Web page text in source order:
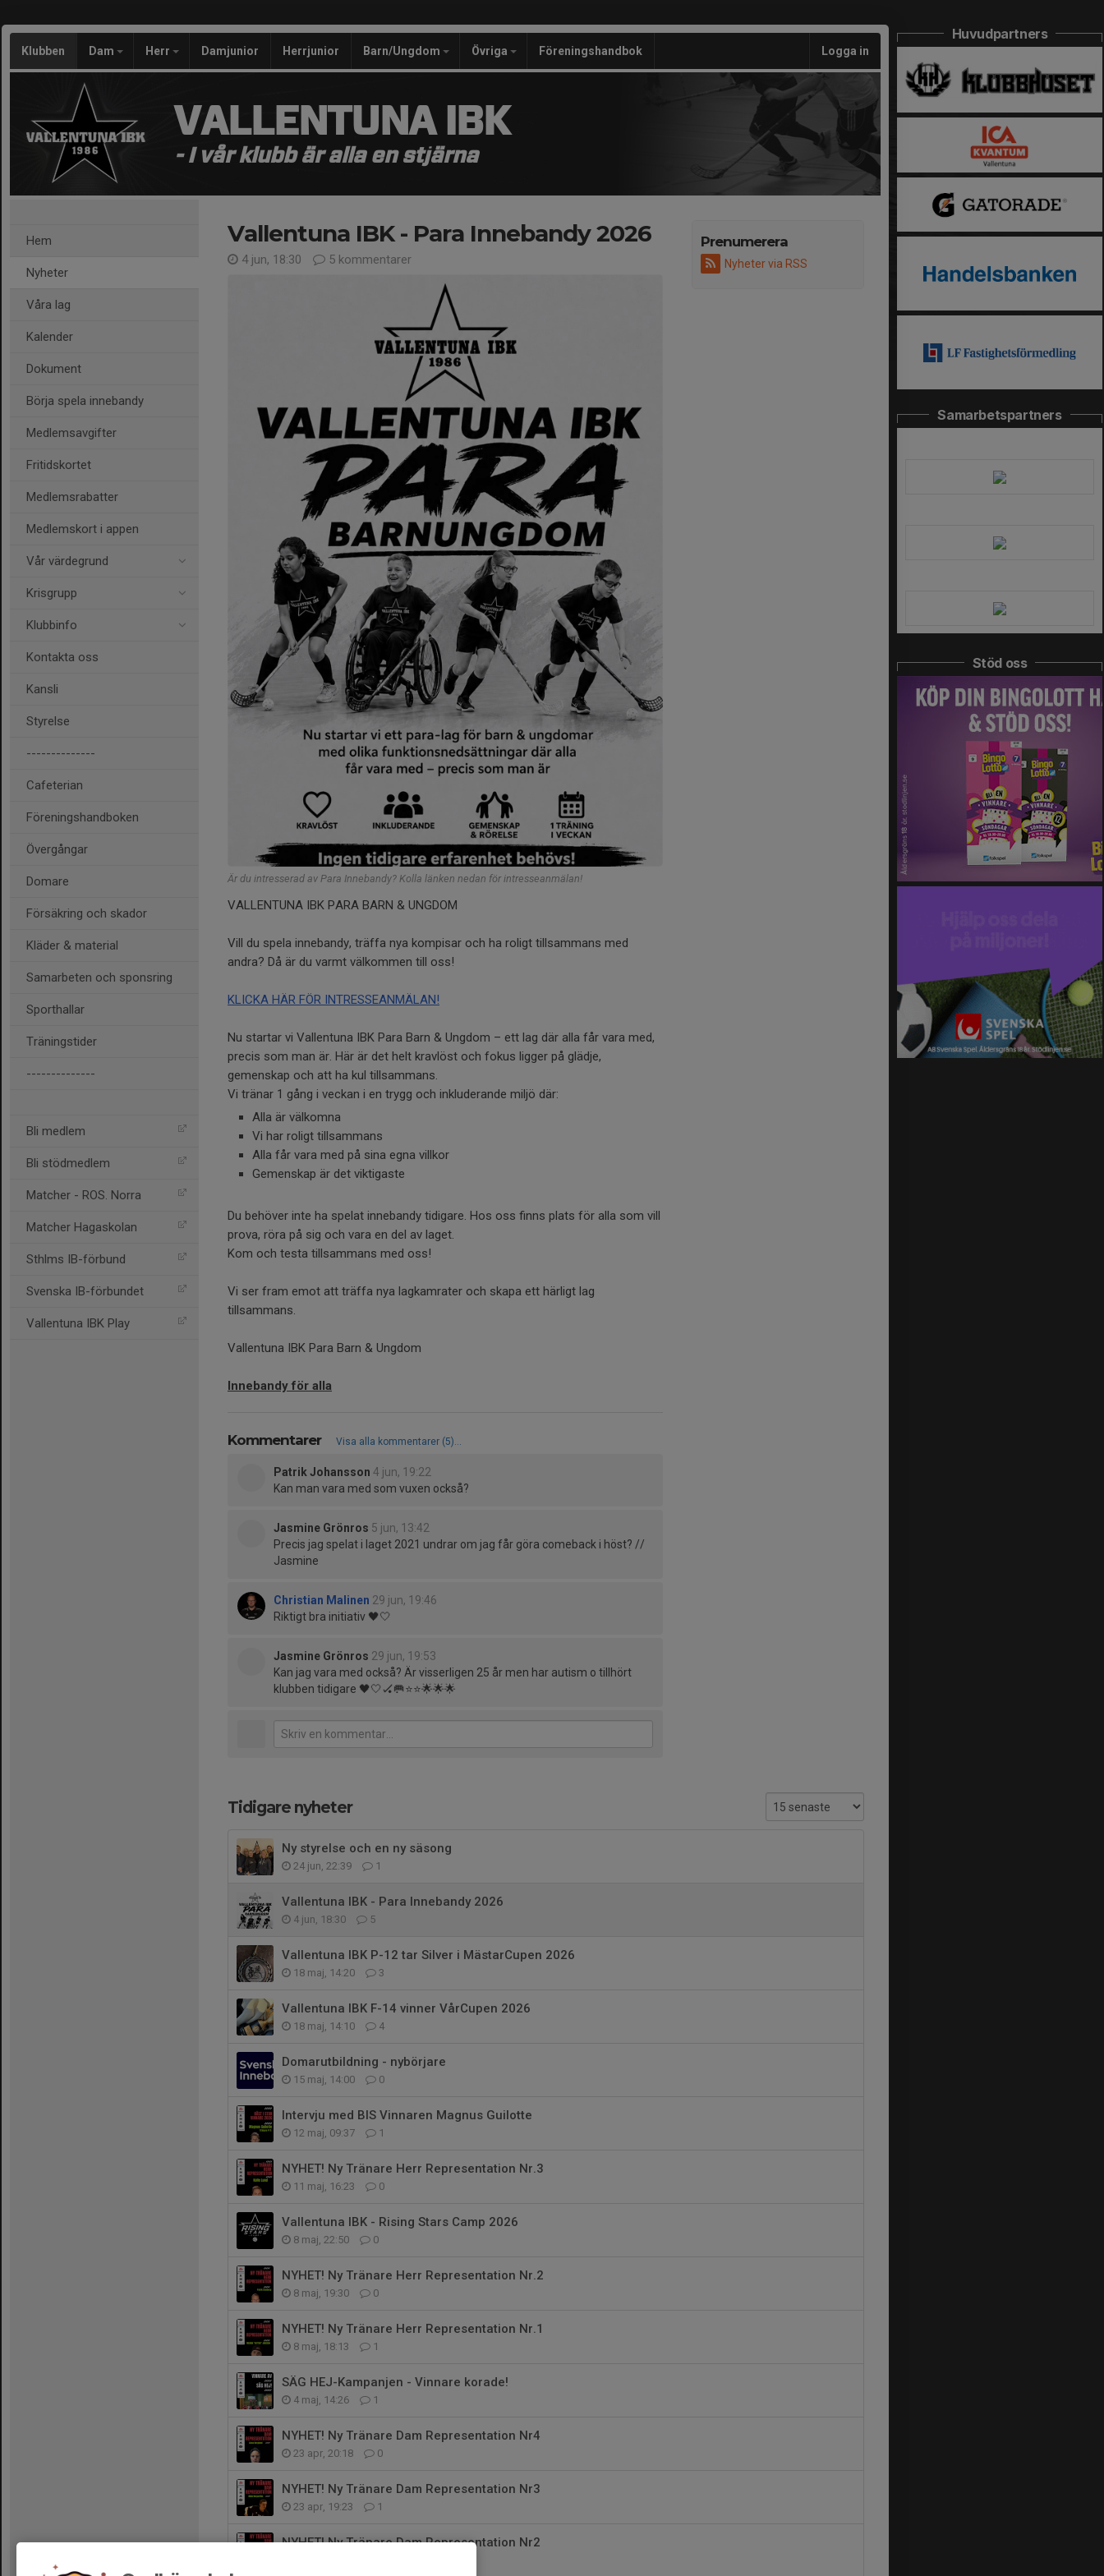
Klubben Dam Herr Damjunior Herrjunior Barn/Ungdom Övriga Föreningshandbok Logga in
VALLENTUNA IBK
- I vår klubb är alla en stjärna
Hem
Nyheter
Våra lag
Kalender
Dokument
Börja spela innebandy
Medlemsavgifter
Fritidskortet
Medlemsrabatter
Medlemskort i appen
Vår värdegrund
Krisgrupp
Klubbinfo
Kontakta oss
Kansli
Styrelse
--------------
Cafeterian
Föreningshandboken
Övergångar
Domare
Försäkring och skador
Kläder & material
Samarbeten och sponsring
Sporthallar
Träningstider
--------------
Bli medlem
Bli stödmedlem
Matcher - ROS. Norra
Matcher Hagaskolan
Sthlms IB-förbund
Svenska IB-förbundet
Vallentuna IBK Play
Prenumerera
Nyheter via RSS
Vallentuna IBK - Para Innebandy 2026
4 jun, 18:30 5 kommentarer
Är du intresserad av Para Innebandy? Kolla länken nedan för intresseanmälan!
VALLENTUNA IBK PARA BARN & UNGDOM
Vill du spela innebandy, träffa nya kompisar och ha roligt tillsammans med
andra? Då är du varmt välkommen till oss!
KLICKA HÄR FÖR INTRESSEANMÄLAN!
Nu startar vi Vallentuna IBK Para Barn & Ungdom – ett lag där alla får vara med,
precis som man är. Här är det helt kravlöst och fokus ligger på glädje,
gemenskap och att ha kul tillsammans.
Vi tränar 1 gång i veckan i en trygg och inkluderande miljö där:
Alla är välkomna
Vi har roligt tillsammans
Alla får vara med på sina egna villkor
Gemenskap är det viktigaste
Du behöver inte ha spelat innebandy tidigare. Hos oss finns plats för alla som vill
prova, röra på sig och vara en del av laget.
Kom och testa tillsammans med oss!
Vi ser fram emot att träffa nya lagkamrater och skapa ett härligt lag
tillsammans.
Vallentuna IBK Para Barn & Ungdom
Innebandy för alla
Kommentarer Visa alla kommentarer (5)...
Patrik Johansson 4 jun, 19:22
Kan man vara med som vuxen också?
Jasmine Grönros 5 jun, 13:42
Precis jag spelat i laget 2021 undrar om jag får göra comeback i höst? //
Jasmine
Christian Malinen 29 jun, 19:46
Riktigt bra initiativ 🖤🤍
Jasmine Grönros 29 jun, 19:53
Kan jag vara med också? Är visserligen 25 år men har autism o tillhört
klubben tidigare 🖤🤍🏑🥅⭐️⭐️🌟🌟🌟
Tidigare nyheter
Ny styrelse och en ny säsong
24 jun, 22:39 1
Vallentuna IBK - Para Innebandy 2026
4 jun, 18:30 5
Vallentuna IBK P-12 tar Silver i MästarCupen 2026
18 maj, 14:20 3
Vallentuna IBK F-14 vinner VårCupen 2026
18 maj, 14:10 4
Domarutbildning - nybörjare
15 maj, 14:00 0
Intervju med BIS Vinnaren Magnus Guilotte
12 maj, 09:37 1
NYHET! Ny Tränare Herr Representation Nr.3
11 maj, 16:23 0
Vallentuna IBK - Rising Stars Camp 2026
8 maj, 22:50 0
NYHET! Ny Tränare Herr Representation Nr.2
8 maj, 19:30 0
NYHET! Ny Tränare Herr Representation Nr.1
8 maj, 18:13 1
SÄG HEJ-Kampanjen - Vinnare korade!
4 maj, 14:26 1
NYHET! Ny Tränare Dam Representation Nr4
23 apr, 20:18 0
NYHET! Ny Tränare Dam Representation Nr3
23 apr, 19:23 1
NYHET! Ny Tränare Dam Representation Nr2
Huvudpartners
Samarbetspartners
Stöd oss